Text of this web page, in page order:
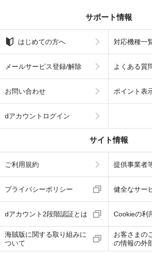
サポート情報
はじめての方へ 対応機種一
メールサービス登録/解除 よくある質
お問い合わせ ポイント表
dアカウントログイン
サイト情報
ご利用規約 提供事業者
プライバシーポリシー 健全なサー
dアカウント2段階認証とは Cookieの利
海賊版に関する取り組みに
ついて
お客さまの
の情報の外